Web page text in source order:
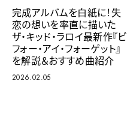
完成アルバムを白紙に！失
恋の想いを率直に描いた
ザ・キッド・ラロイ最新作『ビ
フォー・アイ・フォーゲット』
を解説＆おすすめ曲紹介
2026.02.05